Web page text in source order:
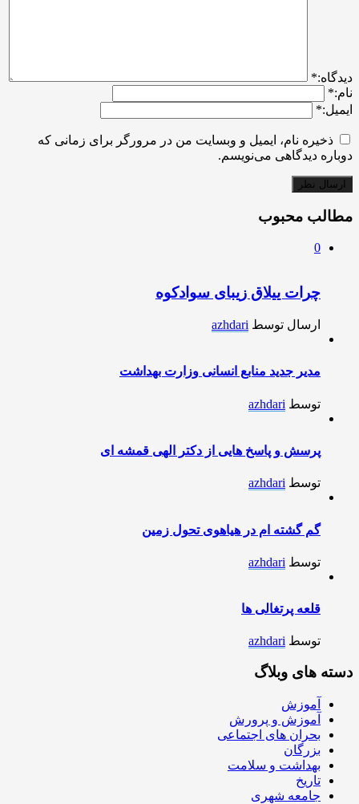
ديدگاه:*
نام:*
ایمیل:*
ذخیره نام، ایمیل و وبسایت من در مرورگر برای زمانی که
دوباره دیدگاهی می‌نویسم.
مطالب محبوب
0
چرات ییلاق زیبای سوادکوه
ارسال توسط azhdari
مدیر جدید منابع انسانی وزارت بهداشت
توسط azhdari
پرسش و پاسخ هایی از دکتر الهی قمشه ای
توسط azhdari
گم گشته ام در هیاهوی تحول زمین
توسط azhdari
قلعه پرتغالی ها
توسط azhdari
دسته های وبلاگ
آموزش
آموزش و پرورش
بحران های اجتماعی
بزرگان
بهداشت و سلامت
تاریخ
جامعه شهری